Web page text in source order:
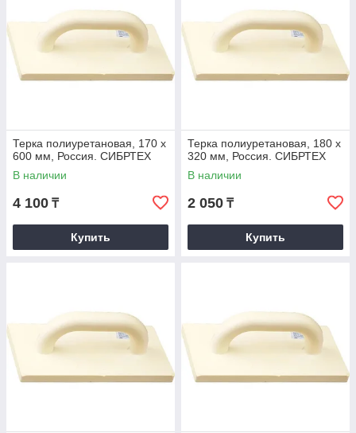
Терка полиуретановая, 170 х
600 мм, Россия. СИБРТЕХ
В наличии
4 100 ₸
Купить
Терка полиуретановая, 180 х
320 мм, Россия. СИБРТЕХ
В наличии
2 050 ₸
Купить